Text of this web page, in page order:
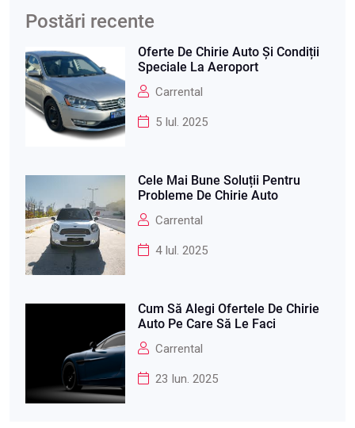
Postări recente
Oferte De Chirie Auto Și Condiții
Speciale La Aeroport
Carrental
5 Iul. 2025
Cele Mai Bune Soluții Pentru
Probleme De Chirie Auto
Carrental
4 Iul. 2025
Cum Să Alegi Ofertele De Chirie
Auto Pe Care Să Le Faci
Carrental
23 Iun. 2025